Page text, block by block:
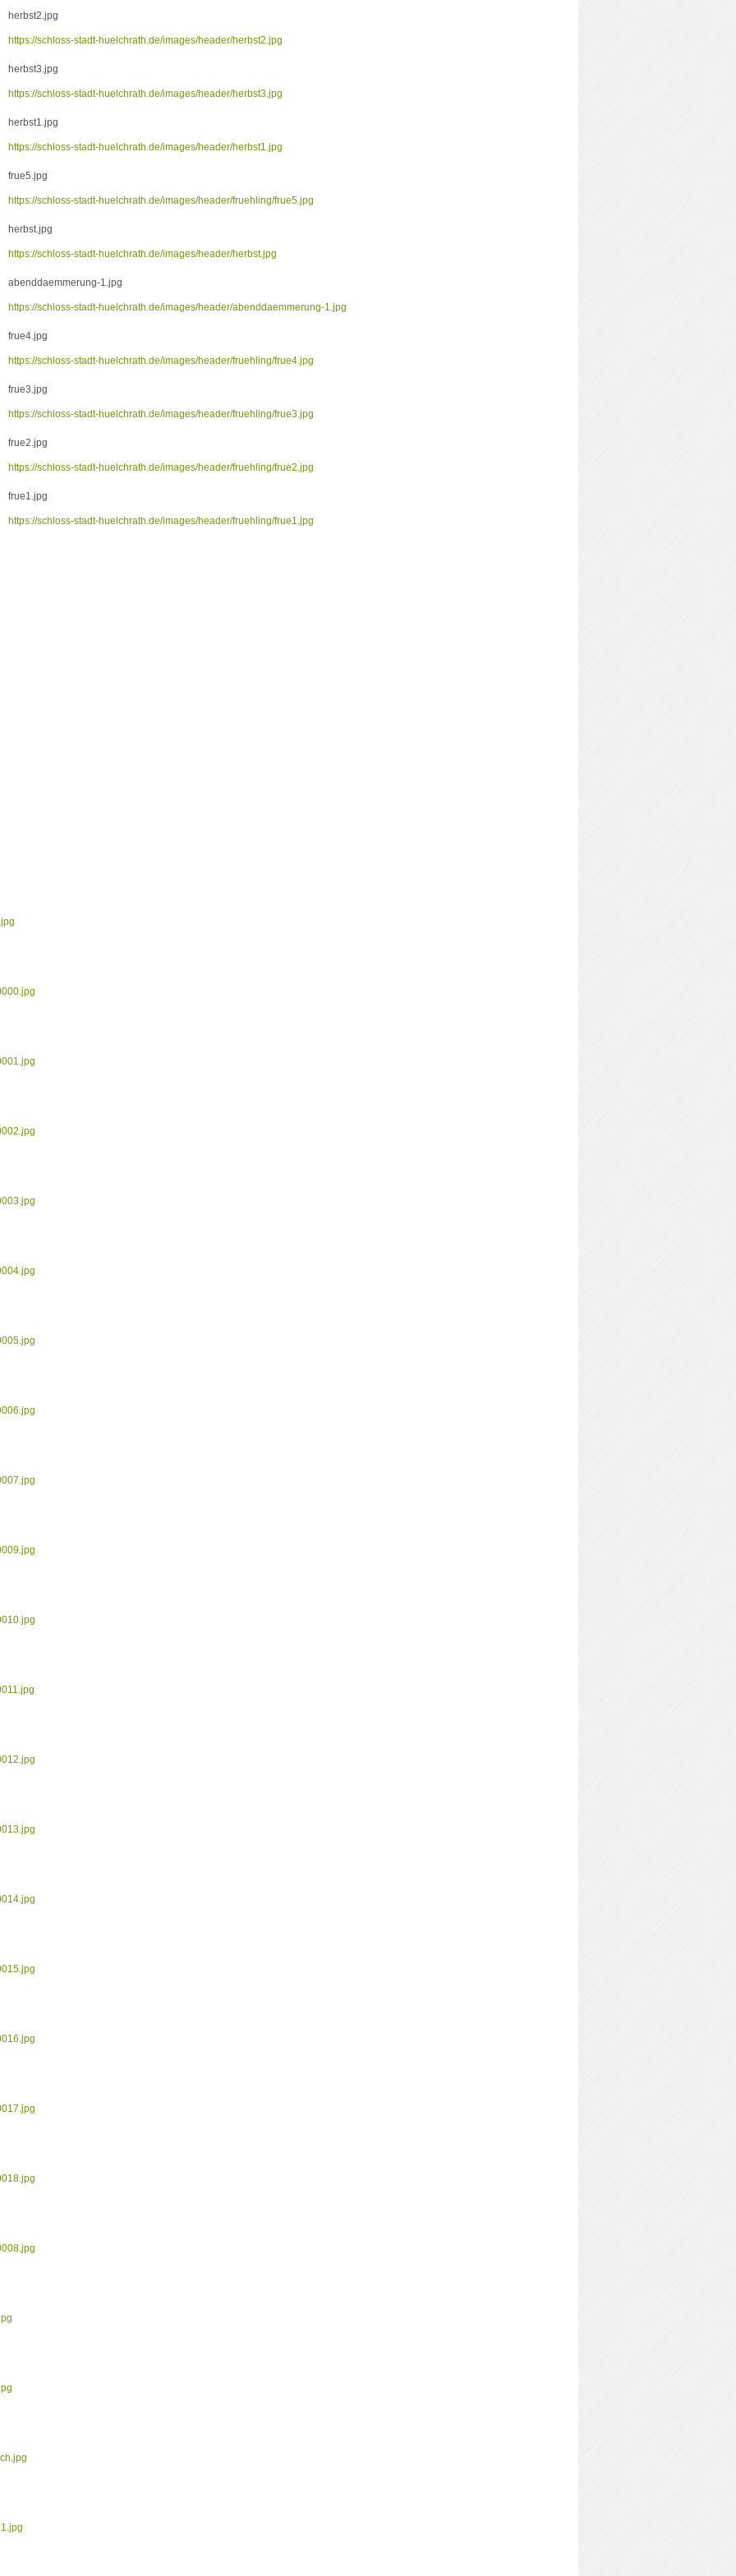
herbst2.jpg
https://schloss-stadt-huelchrath.de/images/header/herbst2.jpg
herbst3.jpg
https://schloss-stadt-huelchrath.de/images/header/herbst3.jpg
herbst1.jpg
https://schloss-stadt-huelchrath.de/images/header/herbst1.jpg
frue5.jpg
https://schloss-stadt-huelchrath.de/images/header/fruehling/frue5.jpg
herbst.jpg
https://schloss-stadt-huelchrath.de/images/header/herbst.jpg
abenddaemmerung-1.jpg
https://schloss-stadt-huelchrath.de/images/header/abenddaemmerung-1.jpg
frue4.jpg
https://schloss-stadt-huelchrath.de/images/header/fruehling/frue4.jpg
frue3.jpg
https://schloss-stadt-huelchrath.de/images/header/fruehling/frue3.jpg
frue2.jpg
https://schloss-stadt-huelchrath.de/images/header/fruehling/frue2.jpg
frue1.jpg
https://schloss-stadt-huelchrath.de/images/header/fruehling/frue1.jpg